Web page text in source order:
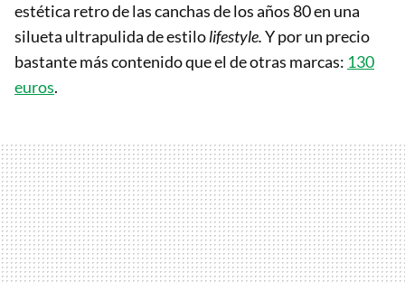
estética retro de las canchas de los años 80 en una
silueta ultrapulida de estilolifestyle.Y por un precio
bastante más contenido que el de otras marcas: 130
euros.